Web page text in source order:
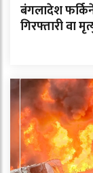
बंगलादेश
गिरफ्तारी वा